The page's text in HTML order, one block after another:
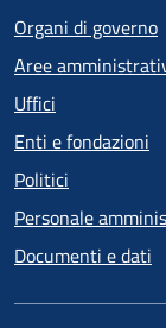
Organi di governo
Aree
Uffici
Enti e fondazioni
Politici
Personale
Documenti e dati